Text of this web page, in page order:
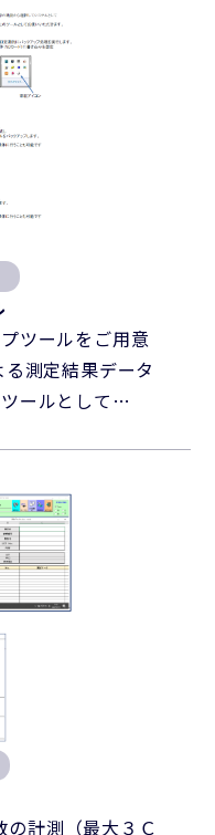
ツールをご用意
測定結果データ
ールとして…
計測（最大３Ｃ